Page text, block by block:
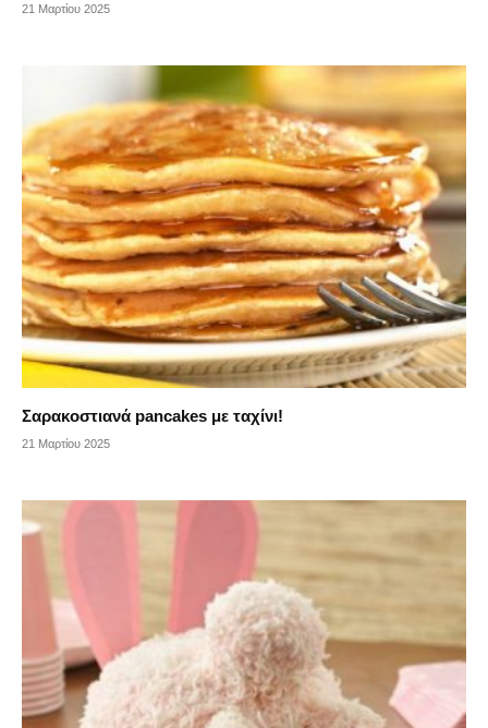
21 Μαρτίου 2025
Σαρακοστιανά pancakes με ταχίνι!
21 Μαρτίου 2025